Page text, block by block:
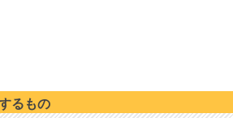
るもの